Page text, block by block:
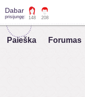
Dabar
prisijungę: 148 208
Paieška Forumas